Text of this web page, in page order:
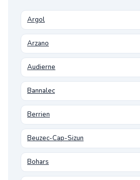
Argol
Arzano
Audierne
Bannalec
Berrien
Beuzec-Cap-Sizun
Bohars